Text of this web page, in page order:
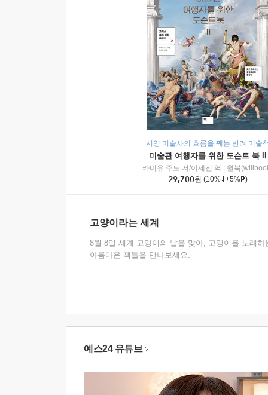
서양 미술사의 흐름을 꿰는 반려 미술
미술관 여행자를 위한 도슨트 북 II
카미유 주노 저/이세진 역
윌북
29,700원 (10% +5% )
고양이라는 세계
8월 8일 세계 고양이의 날을 맞아, 고양이를 노래하
아름다운 책들을 만나보세요.
예스24 유튜브